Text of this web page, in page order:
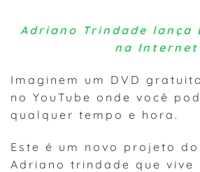
Adriano Trindade lança
na Internet
Imaginem um DVD
no YouTube onde você
qualquer tempo e hora.
Este é um novo projeto do
Adriano trindade que vive